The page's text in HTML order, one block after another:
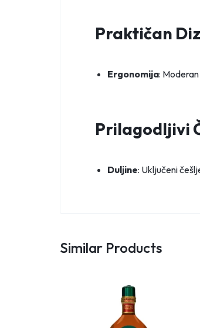
Praktičan
Ergonomija:
Prilagodljivi
Duljine: Uključeni
Similar Products